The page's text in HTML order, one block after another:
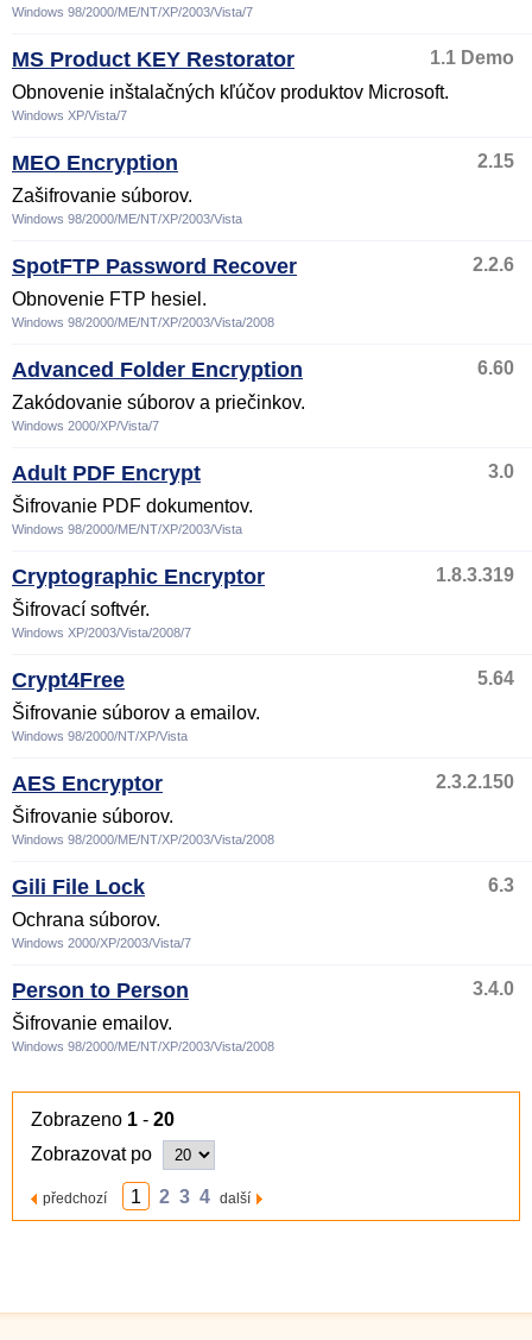
Windows 98/2000/ME/NT/XP/2003/Vista/7
MS Product KEY Restorator
1.1 Demo
Obnovenie inštalačných kľúčov produktov Microsoft.
Windows XP/Vista/7
MEO Encryption
2.15
Zašifrovanie súborov.
Windows 98/2000/ME/NT/XP/2003/Vista
SpotFTP Password Recover
2.2.6
Obnovenie FTP hesiel.
Windows 98/2000/ME/NT/XP/2003/Vista/2008
Advanced Folder Encryption
6.60
Zakódovanie súborov a priečinkov.
Windows 2000/XP/Vista/7
Adult PDF Encrypt
3.0
Šifrovanie PDF dokumentov.
Windows 98/2000/ME/NT/XP/2003/Vista
Cryptographic Encryptor
1.8.3.319
Šifrovací softvér.
Windows XP/2003/Vista/2008/7
Crypt4Free
5.64
Šifrovanie súborov a emailov.
Windows 98/2000/NT/XP/Vista
AES Encryptor
2.3.2.150
Šifrovanie súborov.
Windows 98/2000/ME/NT/XP/2003/Vista/2008
Gili File Lock
6.3
Ochrana súborov.
Windows 2000/XP/2003/Vista/7
Person to Person
3.4.0
Šifrovanie emailov.
Windows 98/2000/ME/NT/XP/2003/Vista/2008
Zobrazeno 1 - 20
Zobrazovat po
předchozí 1 2 3 4 další